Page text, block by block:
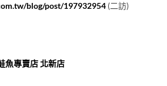
blog/post/197932954(二訪)
魚專賣店 北新店